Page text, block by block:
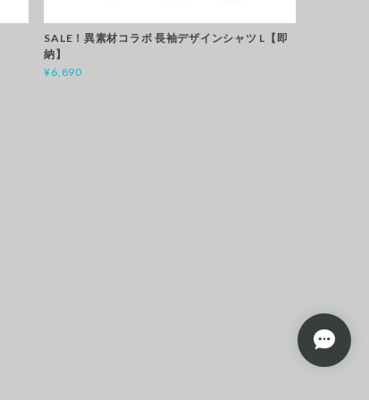
SALE！異素材コラボ 長袖デザインシャツ L【即
納】
¥6,890